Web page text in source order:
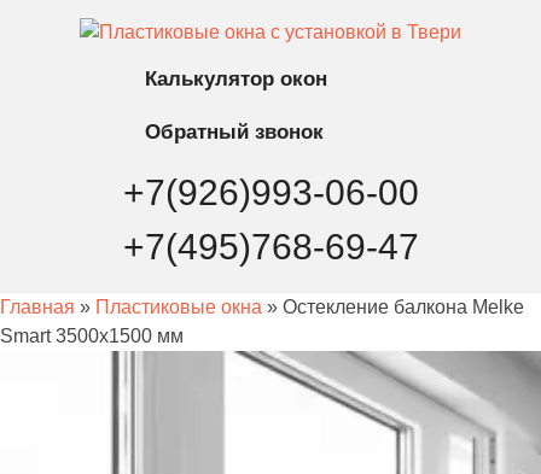
Калькулятор окон
Обратный звонок
+7(926)993-06-00
+7(495)768-69-47
Главная » Пластиковые окна » Остекление балкона Melke
Smart 3500х1500 мм